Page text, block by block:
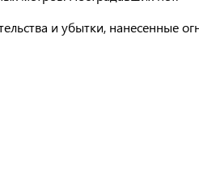
и убытки, нанесенные